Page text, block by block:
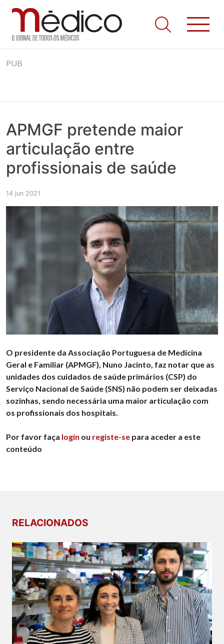
to
Jornal Médico
Médico – O Jornal de Todos os Médicos. Onde as notícias
realmente contam! Tudo o que se passa na Saúde!
PUB
APMGF pretende maior
articulação entre
profissionais de saúde
14 jun 2021
O presidente da Associação Portuguesa de Medicina
Geral e Familiar (APMGF), Nuno Jacinto, faz notar que as
unidades dos cuidados de saúde primários (CSP) do
Serviço Nacional de Saúde (SNS) não podem ser deixadas
sozinhas, sendo necessária uma maior articulação com
os profissionais dos hospitais.
Por favor faça login ou registe-se para aceder a este
conteúdo
RELACIONADOS